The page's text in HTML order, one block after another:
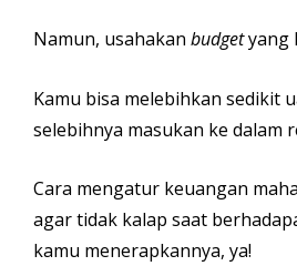
Namun, usahakan budgetyang
Kamu bisa melebihkan sedikit
selebihnya masukan ke dalam
Cara mengatur keuangan
agar tidak kalap saat
kamu menerapkannya, ya!